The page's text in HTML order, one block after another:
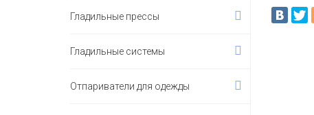
Гладильные прессы
Гладильные системы
Отпариватели для одежды